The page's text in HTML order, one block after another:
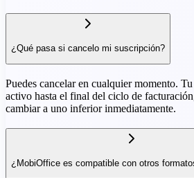
¿Qué pasa si cancelo mi suscripción?
Puedes cancelar en cualquier momento.
activo hasta el final del ciclo de
cambiar a uno inferior inmediatamente.
¿MobiOffice es compatible con otros